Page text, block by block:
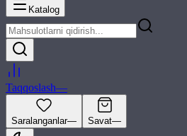
Katalog
Taqqoslash—
Saralanganlar— Savat—